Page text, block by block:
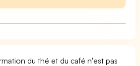
du thé et du café n'est pas